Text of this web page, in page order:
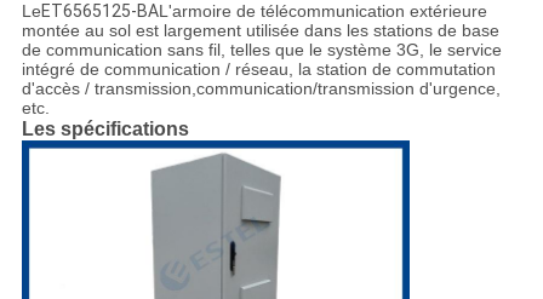
LeET6565125-BAL'armoire de télécommunication extérieure
montée au sol est largement utilisée dans les stations de base
de communication sans fil, telles que le système 3G, le service
intégré de communication / réseau, la station de commutation
d'accès / transmission,communication/transmission d'urgence,
etc.
Les spécifications